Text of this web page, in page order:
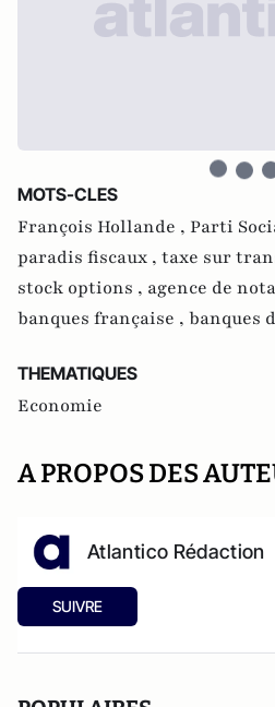
MOTS-CLES
François Hollande , Parti
paradis fiscaux , taxe sur
stock options , agence de
banques française , banques
THEMATIQUES
Economie
A PROPOS DES
Atlantico Rédaction
SUIVRE